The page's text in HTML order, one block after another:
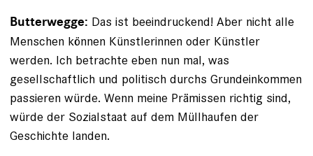
Butterwegge: Das ist beeindruckend! Aber nicht alle
Menschen können Künstlerinnen oder Künstler
werden. Ich betrachte eben nun mal, was
gesellschaftlich und politisch durchs Grundeinkommen
passieren würde. Wenn meine Prämissen richtig sind,
würde der Sozialstaat auf dem Müllhaufen der
Geschichte landen.